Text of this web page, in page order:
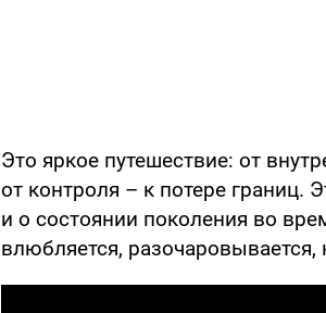
Это яркое путешествие: от
от контроля – к потере границ.
и о состоянии поколения во
влюбляется, разочаровывается,